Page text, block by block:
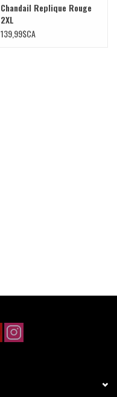
Chandail Replique Rouge
2XL
139,99$CA